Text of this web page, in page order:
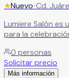
★Nuevo•Cd.
Lumiere Salón es
para la
especial,
para bodas, XV
0 personas
Solicitar precio
Más información